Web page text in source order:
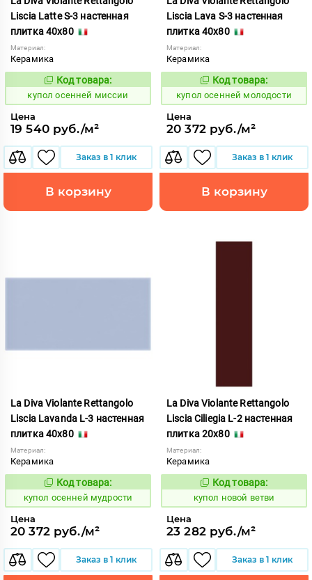
Liscia Latte S-3 настенная
плитка 40x80
Материал:
Керамика
852177
Код товара:
купол осенней миссии
Цена
19 540 руб./м²
Заказ в 1 клик
В корзину
Liscia Lava S-3 настенная
плитка 40x80
Материал:
Керамика
852179
Код товара:
купол осенней молодости
Цена
20 372 руб./м²
Заказ в 1 клик
В корзину
La Diva Violante Rettangolo
Liscia Lavanda L-3 настенная
плитка 40x80
Материал:
Керамика
852180
Код товара:
купол осенней мудрости
Цена
20 372 руб./м²
Заказ в 1 клик
La Diva Violante Rettangolo
Liscia Ciliegia L-2 настенная
плитка 20x80
Материал:
Керамика
851884
Код товара:
купол новой ветви
Цена
23 282 руб./м²
Заказ в 1 клик